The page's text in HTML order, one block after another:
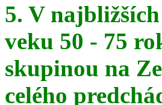
5. V
veku 50 - 75
skupinou na
celého